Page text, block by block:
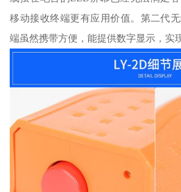
移动接收终端更有应用价值。第二代
端虽然携带方便，能提供数字显示，实